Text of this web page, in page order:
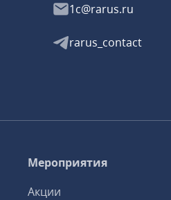
1c@rarus.ru
rarus_contact
Мероприятия
Акции